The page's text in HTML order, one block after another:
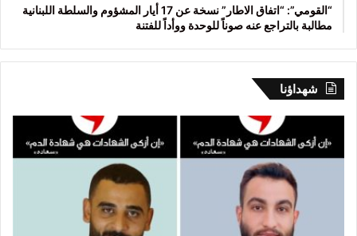
“القومي”: “اتفاق الاطار” نسخة عن 17 أيار المشؤوم والسلطة اللبنانية
مطالبة بالتراجع عنه صوناً للوحدة ووأداً للفتنة
شهداؤنا